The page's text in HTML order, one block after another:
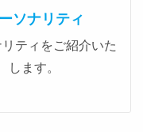
ソナリティ
ティをご紹介いた
します。